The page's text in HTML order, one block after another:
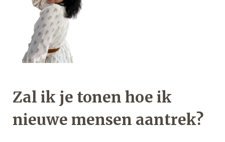
Zal ik je tonen hoe ik
nieuwe mensen aantrek?